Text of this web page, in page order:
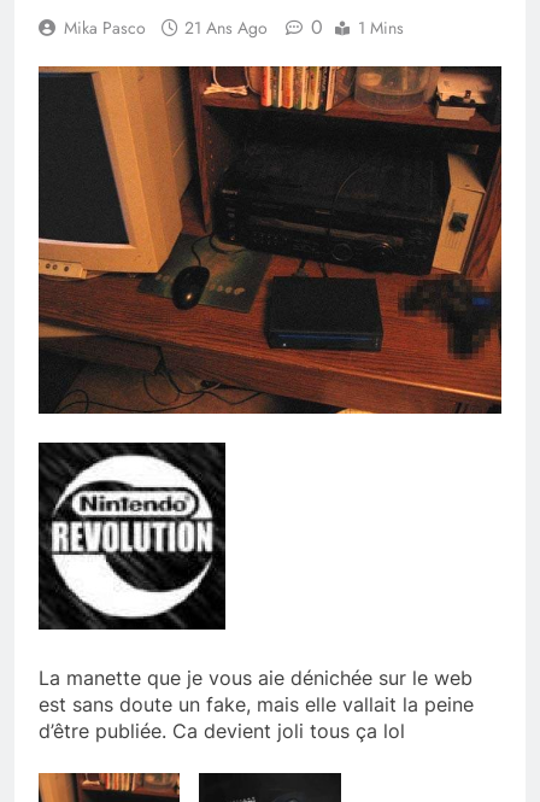
Mika Pasco 21 Ans Ago 0 1 Mins
La manette que je vous aie dénichée sur le web
est sans doute un fake, mais elle vallait la peine
d’être publiée. Ca devient joli tous ça lol